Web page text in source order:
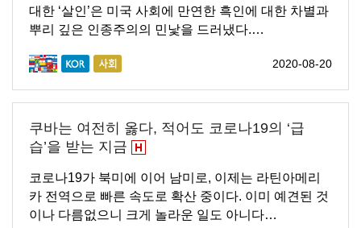
대한 ‘살인’은 미국 사회에 만연한 흑인에 대한 차별과
뿌리 깊은 인종주의의 민낯을 드러냈다.…
2020-08-20
쿠바는 여전히 옳다, 적어도 코로나19의 ‘급
습’을 받는 지금
코로나19가 북미에 이어 남미로, 이제는 라틴아메리
카 전역으로 빠른 속도로 확산 중이다. 이미 예견된 것
이나 다름없으니 크게 놀라운 일도 아니다…